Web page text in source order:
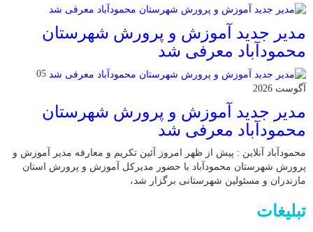
مدیر جدید آموزش و پرورش شهرستان
محمودآباد معرفی شد
05
آگوست 2026
مدیر جدید آموزش و پرورش شهرستان
محمودآباد معرفی شد
محمودآباد آنلاین : پیش از ظهر امروز آئین تکریم و معارفه مدیر آموزش و
پرورش شهرستان محمودآباد با حضور مدیرکل آموزش و پرورش استان
مازندران و مسئولین شهرستانی برگزار شد،
تبلیغات